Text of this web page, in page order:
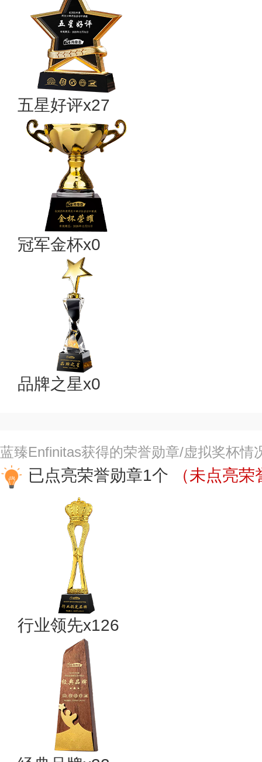
五星好评x27
冠军金杯x0
品牌之星x0
蓝臻Enfinitas获得的荣誉勋章/虚拟奖杯情
已点亮荣誉勋章1个 （未点亮
行业领先x126